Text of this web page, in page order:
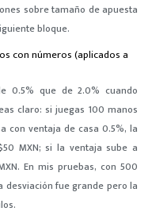
sobre tamaño de apuesta
bloque.
con números (aplicados a
0.5% que de 2.0% cuando
claro: si juegas 100 manos
con ventaja de casa 0.5%, la
MXN; si la ventaja sube a
En mis pruebas, con 500
desviación fue grande pero la